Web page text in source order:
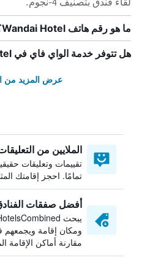
ما هو رقم هاتف Wandai Hotel؟
هل تتوفر خدمة الواي فاي في Wandai Hotel؟
عرض المزيد من
الملايين من
تقييمات وتعليقات
تمامًا. احجز إقامتك
أفضل صفقات
ومكان إقامة
مقارنة أماكن الإقامة